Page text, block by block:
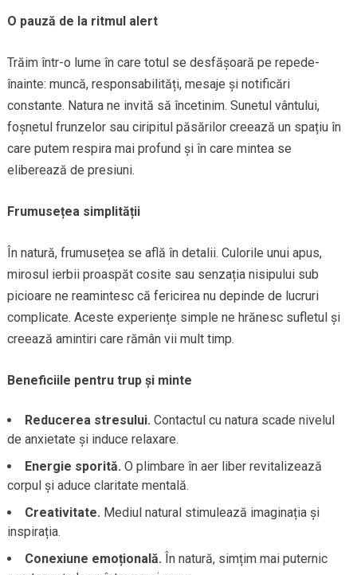
O pauză de la ritmul alert
Trăim într-o lume în care totul se desfășoară pe repede-
înainte: muncă, responsabilități, mesaje și notificări
constante. Natura ne invită să încetinim. Sunetul vântului,
foșnetul frunzelor sau ciripitul păsărilor creează un spațiu în
care putem respira mai profund și în care mintea se
eliberează de presiuni.
Frumusețea simplității
În natură, frumusețea se află în detalii. Culorile unui apus,
mirosul ierbii proaspăt cosite sau senzația nisipului sub
picioare ne reamintesc că fericirea nu depinde de lucruri
complicate. Aceste experiențe simple ne hrănesc sufletul și
creează amintiri care rămân vii mult timp.
Beneficiile pentru trup și minte
Reducerea stresului. Contactul cu natura scade nivelul
de anxietate și induce relaxare.
Energie sporită. O plimbare în aer liber revitalizează
corpul și aduce claritate mentală.
Creativitate. Mediul natural stimulează imaginația și
inspirația.
Conexiune emoțională. În natură, simțim mai puternic